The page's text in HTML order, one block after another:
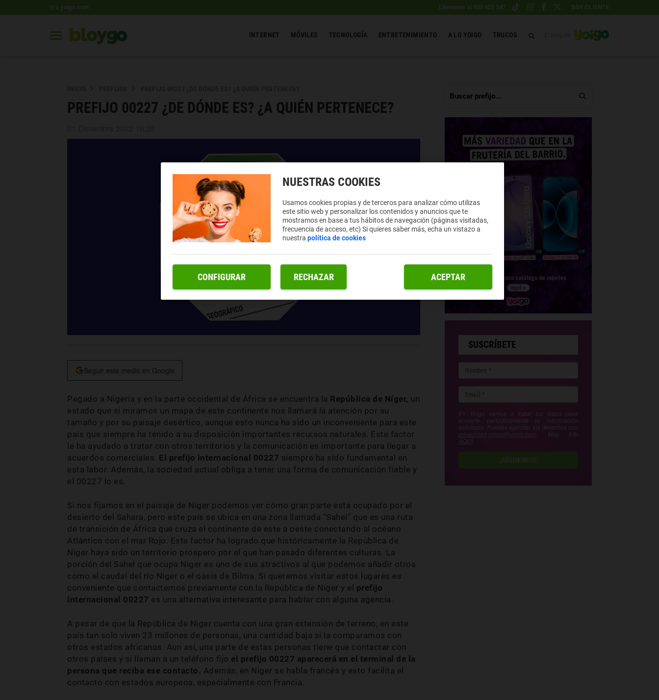
Ir a yoigo.com Llámanos al 900 622 247 SOY CLIENTE
INTERNET MÓVILES TECNOLOGÍA ENTRETENIMIENTO A LO YOIGO TRUCOS
PREFIJO 00227 ¿DE DÓNDE ES? ¿A QUIÉN PERTENECE?
Seguir este medio en Google
Pegado a Nigeria y en la parte occidental de África se encuentra la República de Níger, un
estado que si miramos un mapa de este continente nos llamará la atención por su
tamaño y por su paisaje desértico, aunque esto nunca ha sido un inconveniente para este
país que siempre ha tenido a su disposición importantes recursos naturales. Este factor
le ha ayudado a tratar con otros territorios y la comunicación es importante para llegar a
acuerdos comerciales. El prefijo internacional 00227 siempre ha sido fundamental en
esta labor. Además, la sociedad actual obliga a tener una forma de comunicación fiable y
el 00227 lo es.
Si nos fijamos en el paisaje de Níger podemos ver cómo gran parte está ocupado por el
desierto del Sahara, pero este país se ubica en una zona llamada “Sahel” que es una ruta
de transición de África que cruza el continente de este a oeste conectando al océano
Atlántico con el mar Rojo. Este factor ha logrado que históricamente la República de
Níger haya sido un territorio próspero por el que han pasado diferentes culturas. La
porción del Sahel que ocupa Níger es uno de sus atractivos al que podemos añadir otros
como el caudal del río Níger o el oasis de Bilma. Si queremos visitar estos lugares es
conveniente que contactemos previamente con la República de Níger y el prefijo
internacional 00227 es una alternativa interesante para hablar con alguna agencia.
A pesar de que la República de Níger cuenta con una gran extensión de terreno, en este
país tan solo viven 23 millones de personas, una cantidad baja si la comparamos con
otros estados africanos. Aun así, una parte de estas personas tiene que contactar con
otros países y si llaman a un teléfono fijo el prefijo 00227 aparecerá en el terminal de la
persona que reciba ese contacto. Además, en Níger se habla francés y esto facilita el
contacto con estados europeos, especialmente con Francia.
SUSCRÍBETE
En Yoigo vamos a tratar tus datos para
enviarte periódicamente la información
solicitada. Puedes ejercitar tus derechos con
privacidad-yoigo@yoigo.com . Más Info
AQUÍ
¡SÍGUENOS!
NUESTRAS COOKIES
Usamos cookies propias y de terceros para analizar cómo utilizas
este sitio web y personalizar los contenidos y anuncios que te
mostramos en base a tus hábitos de navegación (páginas visitadas,
frecuencia de acceso, etc) Si quieres saber más, echa un vistazo a
nuestrapolítica de cookies
RECHAZAR ACEPTAR
CONFIGURAR